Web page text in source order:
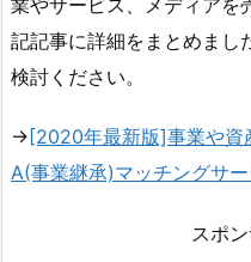
記記事に詳細をまとめまし
検討ください。
→ [2020年最新版]事業や資
A(事業継承)マッチングサ
スポ